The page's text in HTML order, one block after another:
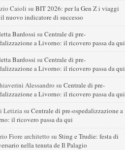
Caioli su BIT 2026: per la Gen Z i viaggi
nuovo indicatore di successo
Bardossi su Centrale di pre-
a Livorno: il ricovero passa da qui
Bardossi su Centrale di pre-
a Livorno: il ricovero passa da qui
Alessandro su Centrale di pre-
a Livorno: il ricovero passa da qui
Letiziasu Centrale di pre-ospedalizzazione a
il ricovero passa da qui
Fiore architetto su Sting e Trudie: festa di
nella tenuta de Il Palagio